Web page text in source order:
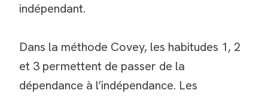
indépendant.
Dans la méthode Covey, les habitudes 1, 2
et 3 permettent de passer de la
dépendance à l’indépendance. Les